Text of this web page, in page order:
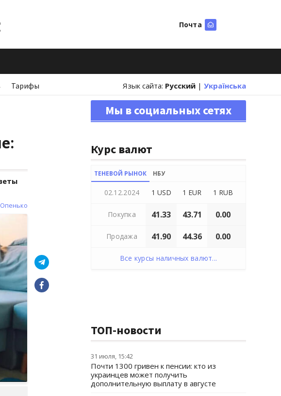
Почта
Тарифы Язык сайта: Русский | Українська
Мы в социальных сетях
Курс валют
ТЕНЕВОЙ РЫНОК НБУ
02.12.2024 1 USD 1 EUR 1 RUB
Покупка 41.33 43.71 0.00
Продажа 41.90 44.36 0.00
Все курсы наличных валют...
ТОП-новости
31 июля, 15:42
Почти 1300 гривен к пенсии: кто из
украинцев может получить
дополнительную выплату в августе